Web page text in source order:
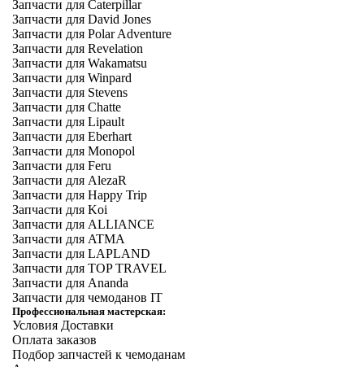
Запчасти для Caterpillar
Запчасти для David Jones
Запчасти для Polar Adventure
Запчасти для Revelation
Запчасти для Wakamatsu
Запчасти для Winpard
Запчасти для Stevens
Запчасти для Chatte
Запчасти для Lipault
Запчасти для Eberhart
Запчасти для Monopol
Запчасти для Feru
Запчасти для AlezaR
Запчасти для Happy Trip
Запчасти для Koi
Запчасти для ALLIANCE
Запчасти для ATMA
Запчасти для LAPLAND
Запчасти для TOP TRAVEL
Запчасти для Ananda
Запчасти для чемоданов IT
Профессиональная мастерская:
Условия Доставки
Оплата заказов
Подбор запчастей к чемоданам